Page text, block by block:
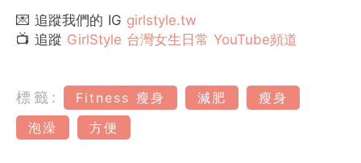
💌 追蹤我們的 IG girlstyle.tw
📺 追蹤 GirlStyle 台灣女生日常 YouTube頻道
標籤: Fitness 瘦身 減肥
瘦身
泡澡
方便